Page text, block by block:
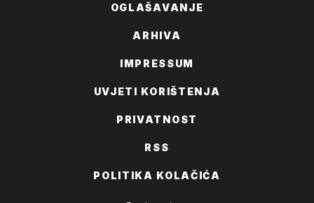
OGLAŠAVANJE
ARHIVA
IMPRESSUM
UVJETI KORIŠTENJA
PRIVATNOST
RSS
POLITIKA KOLAČIĆA